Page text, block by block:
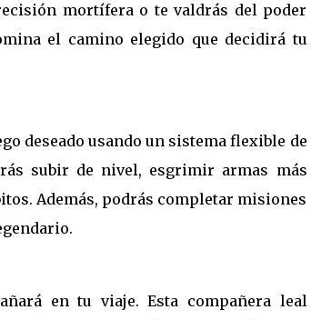
mortífera o te valdrás del poder
el camino elegido que decidirá tu
deseado usando un sistema flexible de
subir de nivel, esgrimir armas más
Además, podrás completar misiones
en tu viaje. Esta compañera leal